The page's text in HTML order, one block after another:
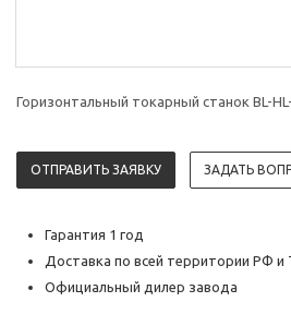
Горизонтальный токарный станок BL-
ОТПРАВИТЬ ЗАЯВКУ ЗАДАТЬ
Гарантия 1 год
Доставка по всей территории РФ и
Официальный дилер завода